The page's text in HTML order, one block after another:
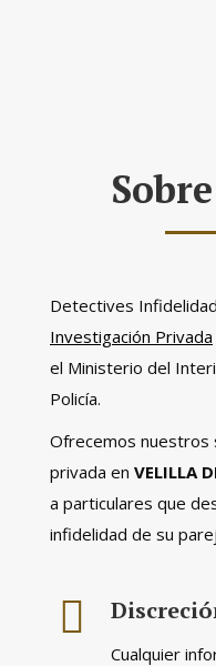
Detectives
Investigación Privada
el Ministerio del
Policía.
Ofrecemos nuestros
privada en VELILLA
a particulares que
infidelidad de su
Cualquier